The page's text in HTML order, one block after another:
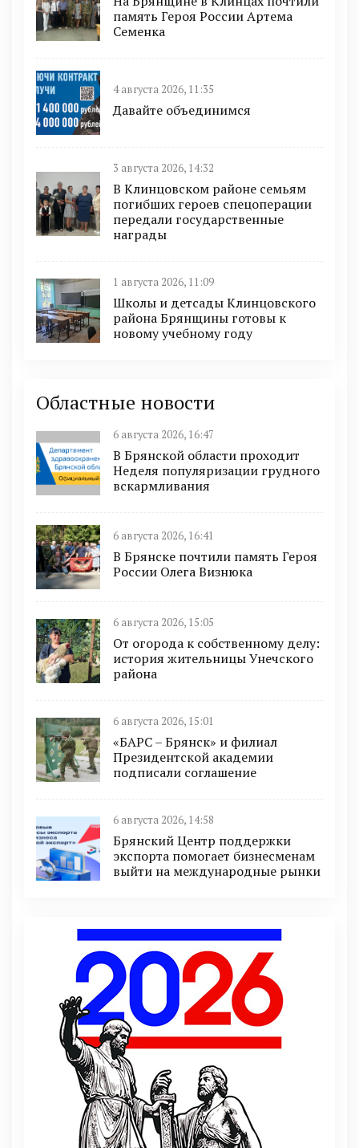
память Героя России Артема
Семенка
4 августа 2026, 11:35
Давайте объединимся
3 августа 2026, 14:32
В Клинцовском районе семьям
погибших героев спецоперации
передали государственные
награды
1 августа 2026, 11:09
Школы и детсады Клинцовского
района Брянщины готовы к
новому учебному году
Областные новости
6 августа 2026, 16:47
В Брянской области проходит
Неделя популяризации грудного
вскармливания
6 августа 2026, 16:41
В Брянске почтили память Героя
России Олега Визнюка
6 августа 2026, 15:05
От огорода к собственному делу:
история жительницы Унечского
района
6 августа 2026, 15:01
«БАРС – Брянск» и филиал
Президентской академии
подписали соглашение
6 августа 2026, 14:58
Брянский Центр поддержки
экспорта помогает бизнесменам
выйти на международные рынки